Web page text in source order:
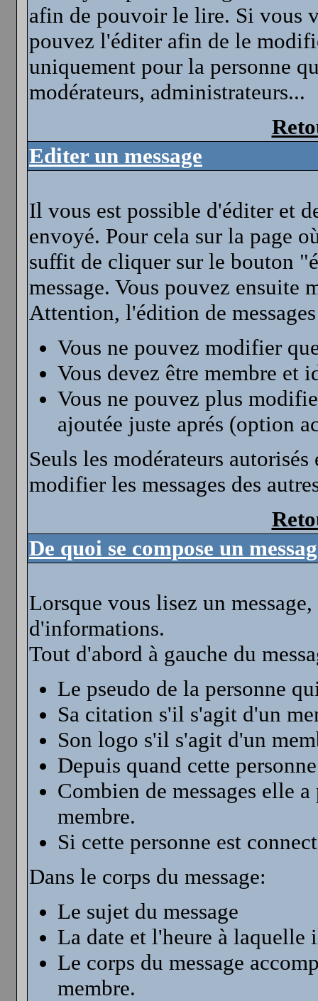
afin de pouvoir le lire. Si vous
pouvez l'éditer afin de le
uniquement pour la personne
modérateurs, administrateurs...
Editer un message
Il vous est possible d'éditer et
envoyé. Pour cela sur la page
suffit de cliquer sur le bouton
message. Vous pouvez ensuite
Attention, l'édition de
Vous ne pouvez modifier
Vous devez être membre et
Vous ne pouvez plus
ajoutée juste aprés (option
Seuls les modérateurs
modifier les messages des
De quoi se compose un
Lorsque vous lisez un
d'informations.
Tout d'abord à gauche du
Le pseudo de la personne
Sa citation s'il s'agit d'un
Son logo s'il s'agit d'un
Depuis quand cette
Combien de messages elle
membre.
Si cette personne est
Dans le corps du message:
Le sujet du message
La date et l'heure à laquelle
Le corps du message
membre.